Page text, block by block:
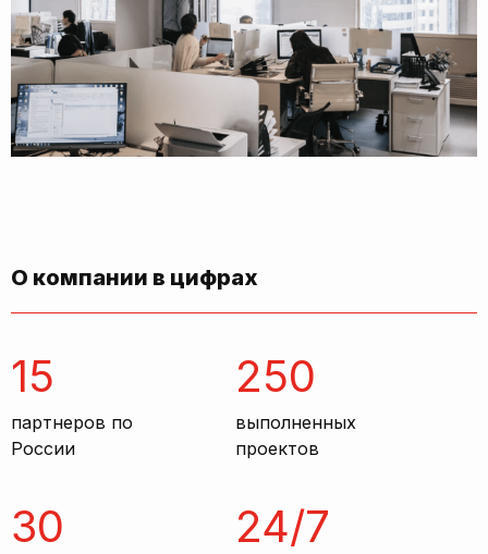
О компании в цифрах
15
партнеров по
России
250
выполненных
проектов
30 24/7